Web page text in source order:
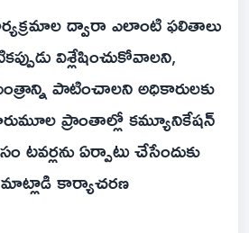
ద్వారా ఎలాంటి ఫలితాలు
విశ్లేషించుకోవాలని,
పాటించాలని అధికారులకు
ప్రాంతాల్లో కమ్యూనికేషన్
టవర్లను ఏర్పాటు చేసేందుకు
కార్యాచరణ